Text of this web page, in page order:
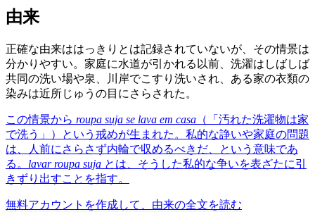
由来
正確な由来ははっきりとは記録されていないが、その情景は
分かりやすい。家庭に水道が引かれる以前、洗濯はしばしば
共同の洗い場や泉、川岸でこすり洗いされ、ある家の衣類の
染みは近所じゅうの目にさらされた。
この情景から roupa suja se lava em casa （「汚れた洗濯物は家
で洗う」）という戒めが生まれた。私的な諍いや家庭の問題
は、人前にさらさず内輪で収めるべきだ、という意味であ
る。 lavar roupa suja とは、そうした私的な争いを表ざたに引
きずり出すことを指す。
無料アカウントを作成して、由来の全文を読む